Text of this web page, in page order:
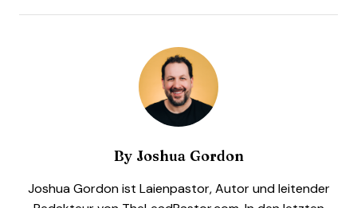
ByJoshua Gordon
Joshua Gordon ist Laienpastor, Autor und leitender